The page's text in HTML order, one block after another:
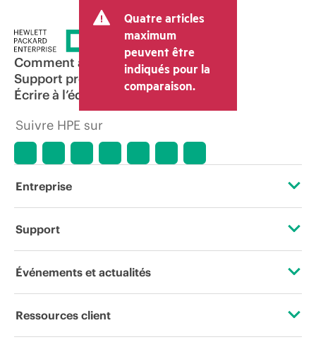
tels que la TVA ou les taxes sur la vente
et les frais d’expédition. Le prix de la
transaction déterminé par le revendeur
peut varier par rapport à d’autres
revendeurs et au prix indicatif affiché.
Les prix indicatifs peuvent inclure des
offres promotionnelles limitées dans le
temps. HPE se réserve le droit d’ajuster
les prix à tout moment pour diverses
raisons, notamment, mais sans s’y limiter,
l’arrêt d’un produit, la disponibilité
période de promotion et des erreurs
dans les publicités.
Quatre articles
maximum
peuvent être
indiqués pour la
comparaison.
Comment acheter
Support produit
Écrire à l’équipe commerciale
Suivre HPE sur
Entreprise
À propos de HPE
Responsabilité d’entreprise
Support
Services d’assistance opérationnelle (OSS)
Événements et actualités
Événements
Ressources client